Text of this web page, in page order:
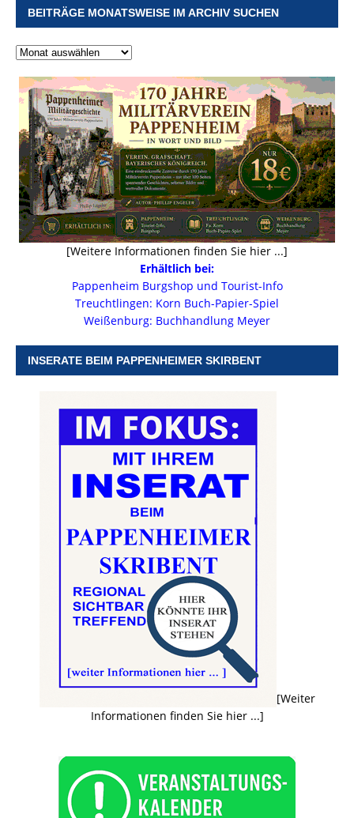
BEITRÄGE MONATSWEISE IM ARCHIV SUCHEN
[Weitere Informationen finden Sie hier ...]
Erhältlich bei:
Pappenheim Burgshop und Tourist-Info
Treuchtlingen: Korn Buch-Papier-Spiel
Weißenburg: Buchhandlung Meyer
INSERATE BEIM PAPPENHEIMER SKIRBENT
[Weiter
Informationen finden Sie hier ...]